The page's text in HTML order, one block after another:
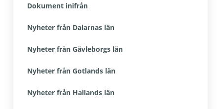
Dokument inifrån
Nyheter från Dalarnas län
Nyheter från Gävleborgs län
Nyheter från Gotlands län
Nyheter från Hallands län